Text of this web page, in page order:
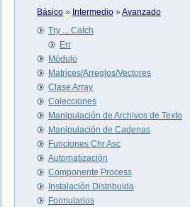
Básico » Intermedio » Avanzado
Try ... Catch
Err
Módulo
Matrices/Arreglos/Vectores
Clase Array
Colecciones
Manipulación de Archivos de Texto
Manipulación de Cadenas
Funciones Chr Asc
Automatización
Componente Process
Instalación Distribuida
Formularios